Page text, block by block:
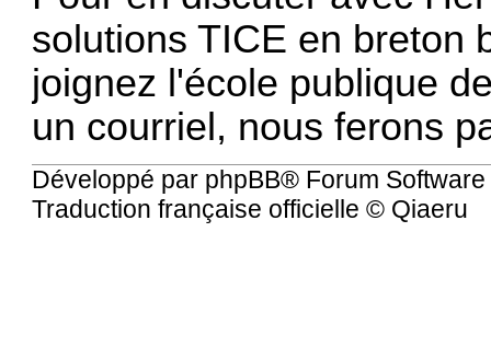
solutions TICE en breton
joignez l'école publique
un courriel, nous ferons
Développé par phpBB® Forum
Traduction française officielle © Qiaeru